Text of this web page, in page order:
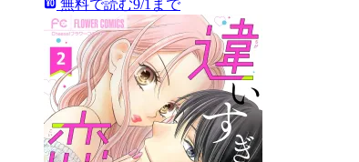
無料で読む9/1まで